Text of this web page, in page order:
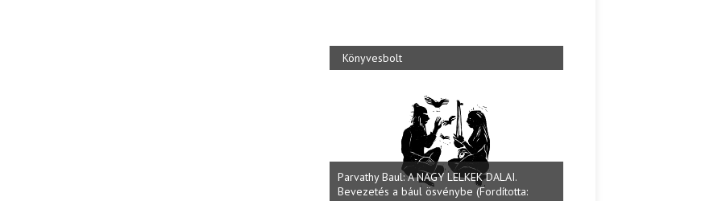
Könyvesbolt
Parvathy Baul: A NAGY LELKEK DALAI.
Bevezetés a bául ösvénybe (Fordította: